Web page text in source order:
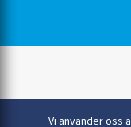
Vi använder oss
Rinkaby